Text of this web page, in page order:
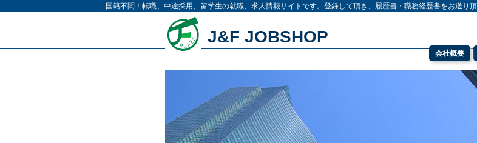
国籍不問！転職、中途採用、留学生の就職、求人情報サイトです。登録して頂き、履歴書・職務経歴書をお送り
J&F JOBSHOP
会社概要